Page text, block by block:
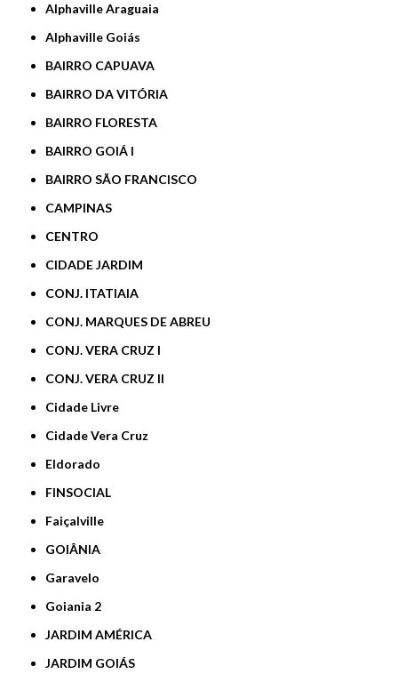
Alphaville Araguaia
Alphaville Goiás
BAIRRO CAPUAVA
BAIRRO DA VITÓRIA
BAIRRO FLORESTA
BAIRRO GOIÁ I
BAIRRO SÃO FRANCISCO
CAMPINAS
CENTRO
CIDADE JARDIM
CONJ. ITATIAIA
CONJ. MARQUES DE ABREU
CONJ. VERA CRUZ I
CONJ. VERA CRUZ II
Cidade Livre
Cidade Vera Cruz
Eldorado
FINSOCIAL
Faiçalville
GOIÂNIA
Garavelo
Goiania 2
JARDIM AMÉRICA
JARDIM GOIÁS